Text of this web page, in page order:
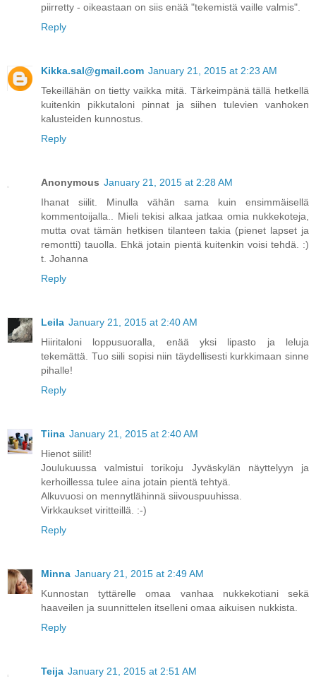
piirretty - oikeastaan on siis enää "tekemistä vaille valmis".
Reply
Kikka.sal@gmail.com January 21, 2015 at 2:23 AM
Tekeillähän on tietty vaikka mitä. Tärkeimpänä tällä hetkellä
kuitenkin pikkutaloni pinnat ja siihen tulevien vanhoken
kalusteiden kunnostus.
Reply
Anonymous January 21, 2015 at 2:28 AM
Ihanat siilit. Minulla vähän sama kuin ensimmäisellä
kommentoijalla.. Mieli tekisi alkaa jatkaa omia nukkekoteja,
mutta ovat tämän hetkisen tilanteen takia (pienet lapset ja
remontti) tauolla. Ehkä jotain pientä kuitenkin voisi tehdä. :)
t. Johanna
Reply
Leila January 21, 2015 at 2:40 AM
Hiiritaloni loppusuoralla, enää yksi lipasto ja leluja
tekemättä. Tuo siili sopisi niin täydellisesti kurkkimaan sinne
pihalle!
Reply
Tiina January 21, 2015 at 2:40 AM
Hienot siilit!
Joulukuussa valmistui torikoju Jyväskylän näyttelyyn ja
kerhoillessa tulee aina jotain pientä tehtyä.
Alkuvuosi on mennytlähinnä siivouspuuhissa.
Virkkaukset viritteillä. :-)
Reply
Minna January 21, 2015 at 2:49 AM
Kunnostan tyttärelle omaa vanhaa nukkekotiani sekä
haaveilen ja suunnittelen itselleni omaa aikuisen nukkista.
Reply
Teija January 21, 2015 at 2:51 AM